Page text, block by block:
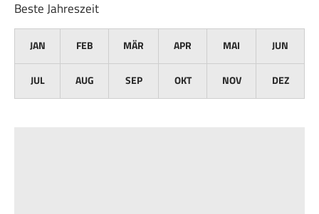
Beste Jahreszeit
JAN FEB MÄR APR MAI JUN
JUL AUG SEP OKT NOV DEZ